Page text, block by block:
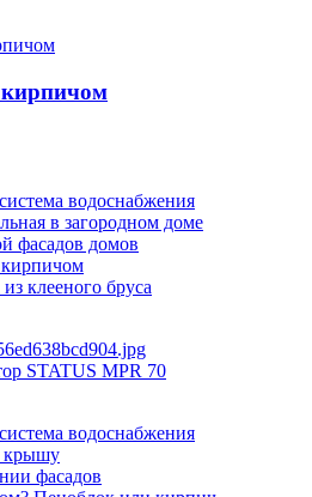
водоснабжения
в загородном доме
фасадов домов
клееного бруса
STATUS MPR 70
водоснабжения
крышу
фасадов